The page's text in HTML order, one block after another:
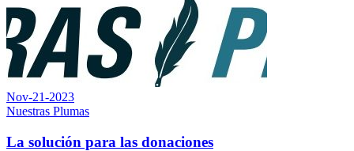
Nov-21-2023
Nuestras Plumas
La solución para las donaciones